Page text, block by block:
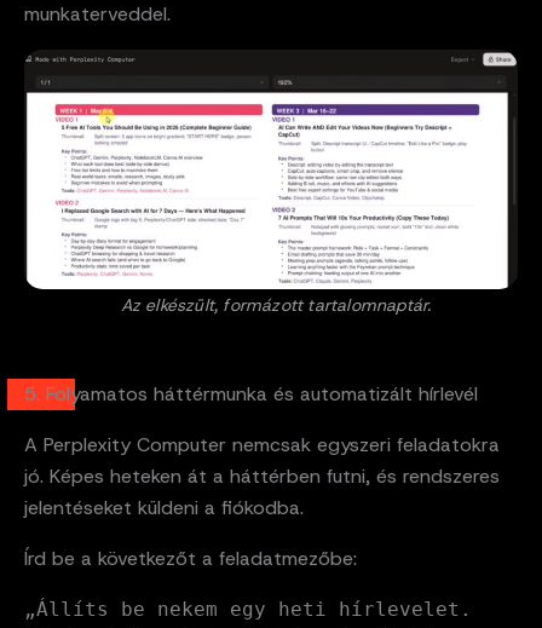
munkaterveddel.
Az elkészült, formázott tartalomnaptár.
5. Folyamatos háttérmunka és automatizált hírlevél
A Perplexity Computer nemcsak egyszeri feladatokra
jó. Képes heteken át a háttérben futni, és rendszeres
jelentéseket küldeni a fiókodba.
Írd be a következőt a feladatmezőbe:
„Állíts be nekem egy heti hírlevelet.